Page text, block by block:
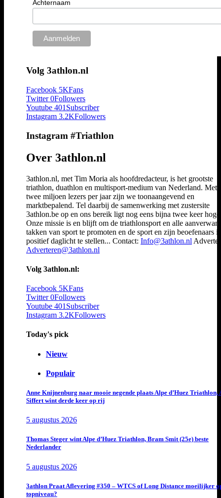
Achternaam
Volg 3athlon.nl
Facebook 5KFans
Twitter 0Followers
Youtube 401 Subscriber
Instagram 3.2KFollowers
Instagram #Triathlon
Over 3athlon.nl
3athlon.nl, met Tim Moria als hoofdredacteur, is het grootste
triathlon, duathlon en multisport-medium van Nederland. Met
twee miljoen lezers per jaar zijn we toonaangevend en
marktbepalend. Tel daarbij de samenwerking met zustersite
3athlon.be op en ons bereik ligt nog eens bijna twee keer
Onze missie is en blijft om de triathlonsport en alle
takken van sport te promoten en de sport en zijn beoefenaars
positief daglicht te stellen... Contact: Info@3athlon.nl
Adverteren@3athlon.nl
Volg 3athlon.nl:
Facebook 5KFans
Twitter 0Followers
Youtube 401 Subscriber
Instagram 3.2KFollowers
Today's pick
Nieuw
Populair
Anne Knijnenburg naar mooie negende plaats Alpe d’Huez Triathlon,
Siffert wint derde keer op rij
5 augustus 2026
Thomas Steger wint Alpe d’Huez Triathlon, Bram Smit (25e) beste
Nederlander
5 augustus 2026
3athlon Praat Aflevering #350 – WTCS of Long Distance moeilijker
topniveau?